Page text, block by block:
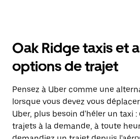
Oak Ridge taxis et
options de trajet
Pensez à Uber comme une
lorsque vous devez vous
Uber, plus besoin d'héler un taxi
trajets à la demande, à toute